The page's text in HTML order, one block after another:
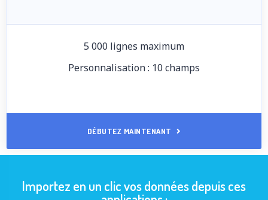
5 000 lignes maximum
Personnalisation : 10 champs
DÉBUTEZ MAINTENANT
Importez en un clic vos données depuis ces